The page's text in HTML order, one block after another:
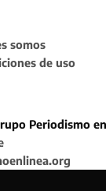
somos
de uso
Periodismo